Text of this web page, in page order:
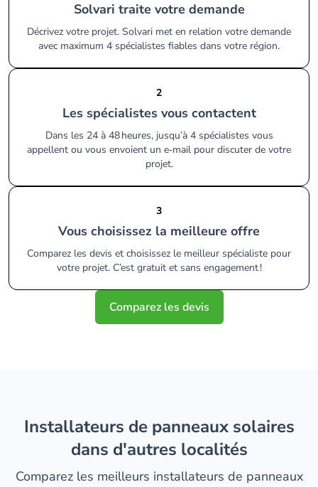
Solvari traite votre demande
Décrivez votre projet. Solvari met en relation votre demande
avec maximum 4 spécialistes fiables dans votre région.
2
Les spécialistes vous contactent
Dans les 24 à 48 heures, jusqu’à 4 spécialistes vous
appellent ou vous envoient un e‑mail pour discuter de votre
projet.
3
Vous choisissez la meilleure offre
Comparez les devis et choisissez le meilleur spécialiste pour
votre projet. C’est gratuit et sans engagement !
Comparez les devis
installateurs de panneaux solaires
dans d'autres localités
Comparez les meilleurs installateurs de panneaux